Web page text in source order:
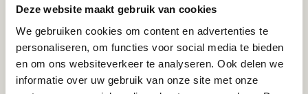
Deze website maakt gebruik van cookies
We gebruiken cookies om content en advertenties te
personaliseren, om functies voor social media te bieden
en om ons websiteverkeer te analyseren. Ook delen we
informatie over uw gebruik van onze site met onze
Installatietips
Zo plaats je de bevestigingshaken:
Leg het kunstgras strak op de juiste plek.